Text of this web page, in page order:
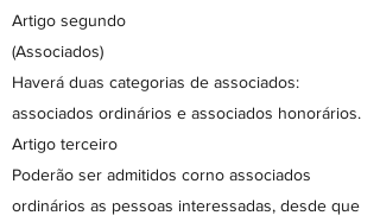
Artigo segundo
(Associados)
Haverá duas categorias de associados:
associados ordinários e associados honorários.
Artigo terceiro
Poderão ser admitidos corno associados
ordinários as pessoas interessadas, desde que